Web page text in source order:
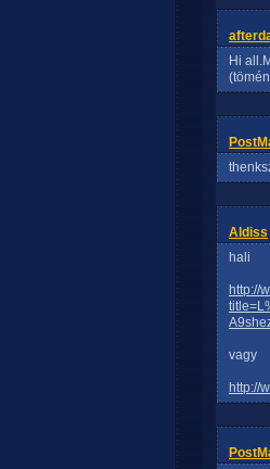
Hi
Aldiss
hali
http://
vagy
http://